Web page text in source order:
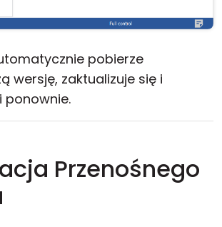
pobierze
wersję, zaktualizuje się i
ponownie.
Przenośnego